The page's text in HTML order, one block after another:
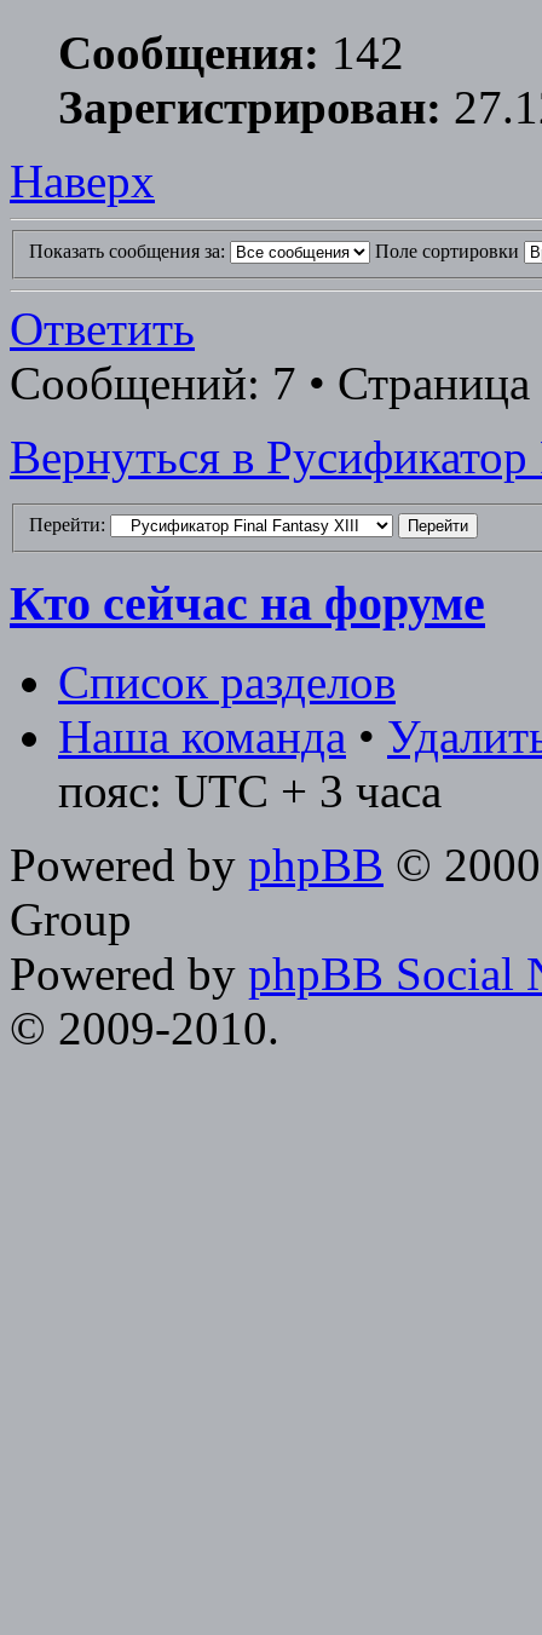
Сообщения: 142
Зарегистрирован:
Наверх
Показать сообщения за: Поле сортировки
Ответить
Сообщений: 7 • Страница
Вернуться в
Перейти:
Кто сейчас на форуме
Список разделов
Наша команда •
пояс: UTC + 3 часа
Powered by phpBB ©
Group
Powered by phpBB Social
© 2009-2010.